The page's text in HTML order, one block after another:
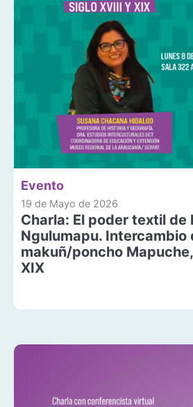
Evento
19 de Mayo de 2026
Charla: El poder textil de
Ngulumapu. Intercambio
makuñ/poncho
XIX